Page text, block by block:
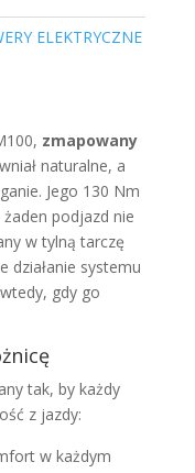
ELEKTRYCZNE
zmapowany
naturalne, a
Jego 130 Nm
podjazd nie
w tylną tarczę
działanie systemu
gdy go
tak, by każdy
z jazdy:
w każdym